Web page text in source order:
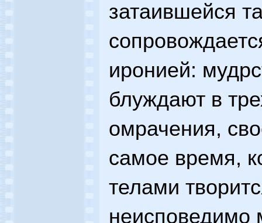
затаившейся
иронией:
блуждают в
омрачения,
самое время,
телами
неисповедимо